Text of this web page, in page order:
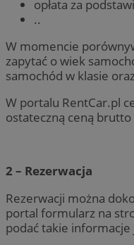
opłata za
..
W momencie
zapytać o wiek
samochód w klasie
W portalu RentCar.pl
ostateczną ceną brutto
2 – Rezerwacja
Rezerwacji można
portal formularz na
podać takie informacje